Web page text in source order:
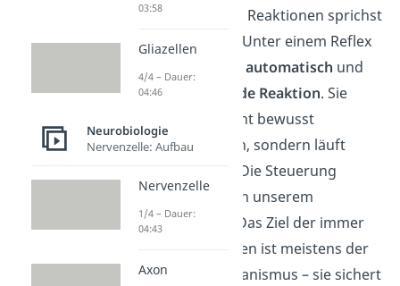
Bei dieser Art von Reaktionen sprichst
du von Reflexen
. Unter einem Reflex
automatisch und
schnell ablaufende Reaktion. Sie
kann von uns nicht bewusst
gesteuert werden, sondern läuft
unwillkürlich ab. Die Steuerung
unterliegt nämlich unserem
Nervensystem
. Das Ziel der immer
gleiche Reaktionen ist meistens der
Schutz
eines Organismus – sie sichert
03:58
Gliazellen
4/4 – Dauer:
04:46
Neurobiologie
Nervenzelle: Aufbau
Nervenzelle
1/4 – Dauer:
04:43
Axon